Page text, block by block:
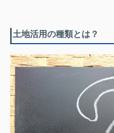
土地活用の種類とは？